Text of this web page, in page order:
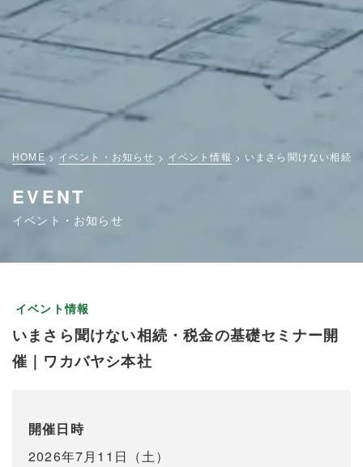
HOME イベント・お知らせ イベント情報 いまさら聞けない相続
EVENT
イベント・お知らせ
イベント情報
いまさら聞けない相続・税金の基礎セミナー開
催｜ワカバヤシ本社
開催日時
2026年7月11日（土）